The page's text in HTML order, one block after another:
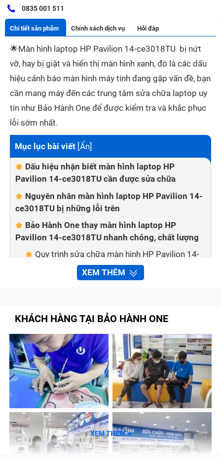
0835 001 511
Chi tiết sản phẩm Chính sách dịch vụ Hỏi đáp
🌟Màn hình laptop HP Pavilion 14-ce3018TU bị nứt
vỡ, hay bị giật và hiển thị màn hình xanh, đó là các dấu
hiệu cảnh báo màn hình máy tính đang gặp vấn đề, bạn
cần mang máy đến các trung tâm sửa chữa laptop uy
tín như Bảo Hành One để được kiểm tra và khắc phục
lỗi sớm nhất.
Mục lục bài viết [Ẩn]
Dấu hiệu nhận biết màn hình laptop HP
Pavilion 14-ce3018TU cần được sửa chữa
Nguyên nhân màn hình laptop HP Pavilion 14-
ce3018TU bị những lỗi trên
Bảo Hành One thay màn hình laptop HP
Pavilion 14-ce3018TU nhanh chóng, chất lượng
Quy trình sửa chữa màn hình HP Pavilion 14-
ce3018TU tại trung tâm Bảo Hành One
Cam kết với khách hàng khi thay, sửa chữa
Tạm kết
Dấu hiệu nhận biết màn hình laptop HP
Pavilion 14-ce3018TU cần được sửa
chữa
Vì màn hình là bộ phận rất mong manh nên cho dù bạn
là một người dùng sử dụng laptop cực kỳ cẩn thận thì
đôi khi cũng không tránh khỏi việc vô tình gây ra
XEM THÊM
KHÁCH HÀNG TẠI BẢO HÀNH ONE
XEM THÊM